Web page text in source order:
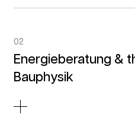
02
Energieberatung &
Bauphysik